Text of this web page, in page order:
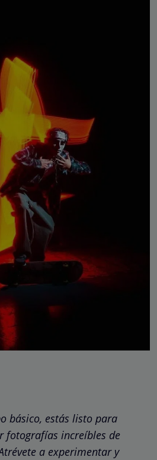
básico, estás listo para
fotografías increíbles de
a experimentar y